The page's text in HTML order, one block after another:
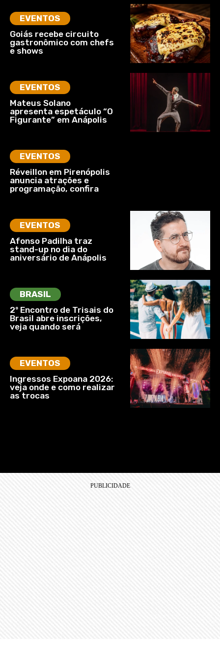
EVENTOS
Goiás recebe circuito
gastronômico com chefs
e shows
EVENTOS
Mateus Solano
apresenta espetáculo “O
Figurante” em Anápolis
EVENTOS
Réveillon em Pirenópolis
anuncia atrações e
programação, confira
EVENTOS
Afonso Padilha traz
stand-up no dia do
aniversário de Anápolis
BRASIL
2º Encontro de Trisais do
Brasil abre inscrições,
veja quando será
EVENTOS
Ingressos Expoana 2026:
veja onde e como realizar
as trocas